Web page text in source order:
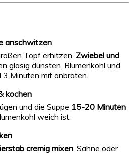
anschwitzen
Topf erhitzen. Zwiebel und
glasig dünsten. Blumenkohl und
Minuten mit anbraten.
kochen
und die Suppe 15-20 Minuten
weich ist.
cremig mixen. Sahne oder